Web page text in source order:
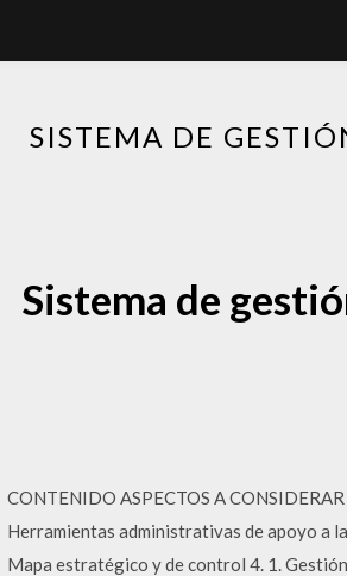
SISTEMA DE
Sistema de
CONTENIDO ASPECTOS A
Herramientas administrativas de apoyo a
Mapa estratégico y de control 4. 1.